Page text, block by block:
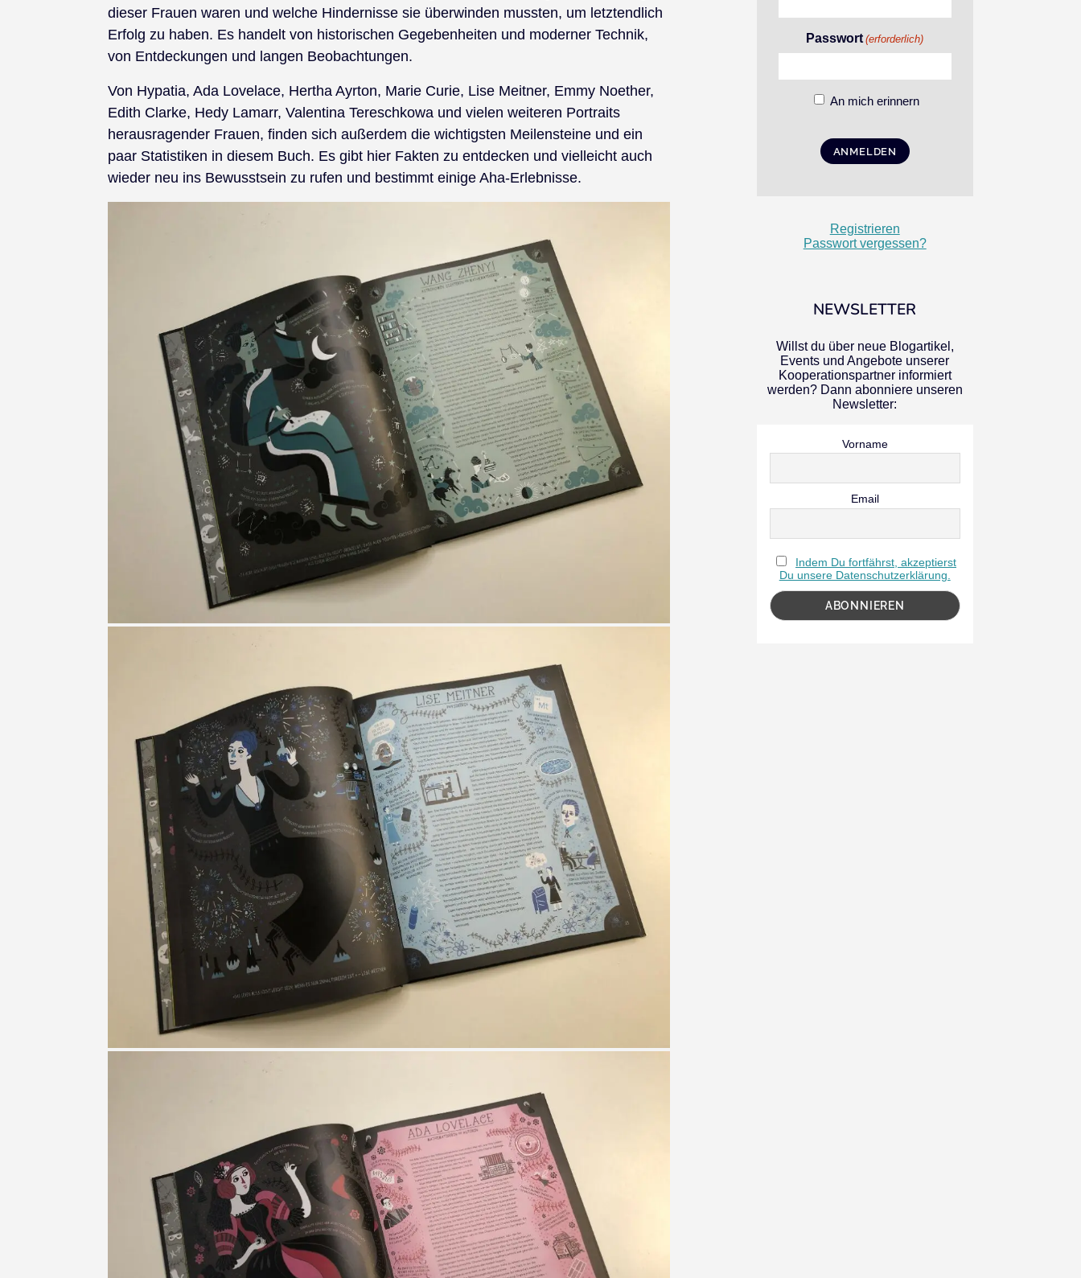
dieser Frauen waren und welche Hindernisse sie überwinden mussten, um letztendlich
Erfolg zu haben. Es handelt von historischen Gegebenheiten und moderner Technik,
von Entdeckungen und langen Beobachtungen.
Von Hypatia, Ada Lovelace, Hertha Ayrton, Marie Curie, Lise Meitner, Emmy Noether,
Edith Clarke, Hedy Lamarr, Valentina Tereschkowa und vielen weiteren Portraits
herausragender Frauen, finden sich außerdem die wichtigsten Meilensteine und ein
paar Statistiken in diesem Buch. Es gibt hier Fakten zu entdecken und vielleicht auch
wieder neu ins Bewusstsein zu rufen und bestimmt einige Aha-Erlebnisse.
Passwort (erforderlich)
An mich erinnern
Registrieren
Passwort vergessen?
NEWSLETTER
Willst du über neue Blogartikel,
Events und Angebote unserer
Kooperationspartner informiert
werden? Dann abonniere unseren
Newsletter:
Vorname
Email
Indem Du fortfährst, akzeptierst
Du unsere Datenschutzerklärung.